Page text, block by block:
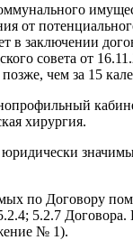
от
в заключении
совета от
чем за 15
хирургия.
по Договору
5.2.7
№ 1).